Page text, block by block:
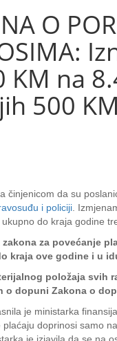
O
na
500
da su
i policiji .
do kraja godine
za povećanje
kraja ove godine i u
položaja
o dopuni Zakona o
je ministarka
doprinosi samo